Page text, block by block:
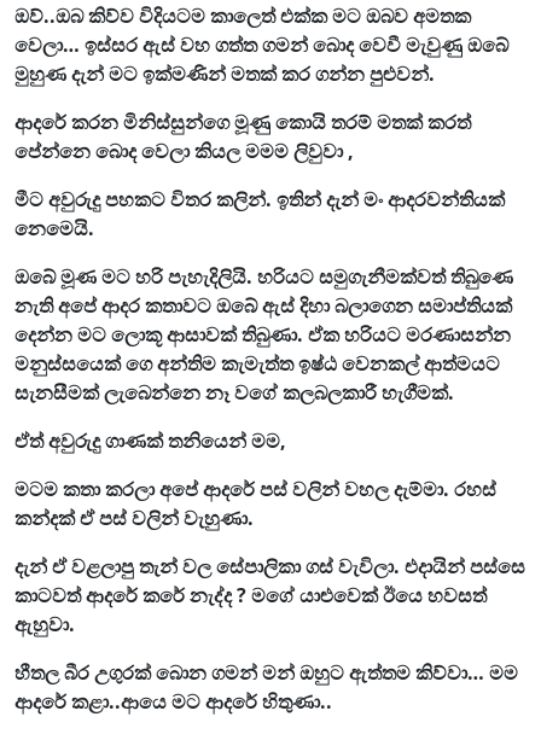
ඔව්..ඔබ කිව්ව විදියටම කාලෙත් එක්ක මට ඔබව අමතක
වෙලා… ඉස්සර ඇස් වහ ගත්ත ගමන් බොද වෙවී මැවුණු ඔබේ
මුහුණ දැන් මට ඉක්මණින් මතක් කර ගන්න පුළුවන්.
ආදරේ කරන මිනිස්සුන්ගෙ මූණු කොයි තරම් මතක් කරත්
පේන්නෙ බොද වෙලා කියල මමම ලිවුවා ,
මීට අවුරුදු පහකට විතර කලින්. ඉතින් දැන් මං ආදරවන්තියක්
නෙමෙයි.
ඔබේ මූණ මට හරි පැහැදිලියි. හරියට සමුගැනීමක්වත් තිබුණෙ
නැති අපේ ආදර කතාවට ඔබේ ඇස් දිහා බලාගෙන සමාප්තියක්
දෙන්න මට ලොකූ ආසාවක් තිබුණා. ඒක හරියට මරණාසන්න
මනුස්සයෙක් ගෙ අන්තිම කැමැත්ත ඉෂ්ඨ වෙනකල් ආත්මයට
සැනසීමක් ලැබෙන්නෙ නෑ වගේ කලබලකාරී හැගීමක්.
ඒත් අවුරුදු ගාණක් තනියෙන් මම,
මටම කතා කරලා අපේ ආදරේ පස් වලින් වහල දැම්මා. රහස්
කන්දක් ඒ පස් වලින් වැහුණා.
දැන් ඒ වළලාපු තැන් වල සේපාලිකා ගස් වැවිලා. එදායින් පස්සෙ
කාටවත් ආදරේ කරේ නැද්ද ? මගේ යාළුවෙක් ඊයෙ හවසත්
ඇහුවා.
හීතල බීර උගුරක් බොන ගමන් මන් ඔහුට ඇත්තම කිව්වා… මම
ආදරේ කළා..ආයෙ මට ආදරේ හිතුණා..